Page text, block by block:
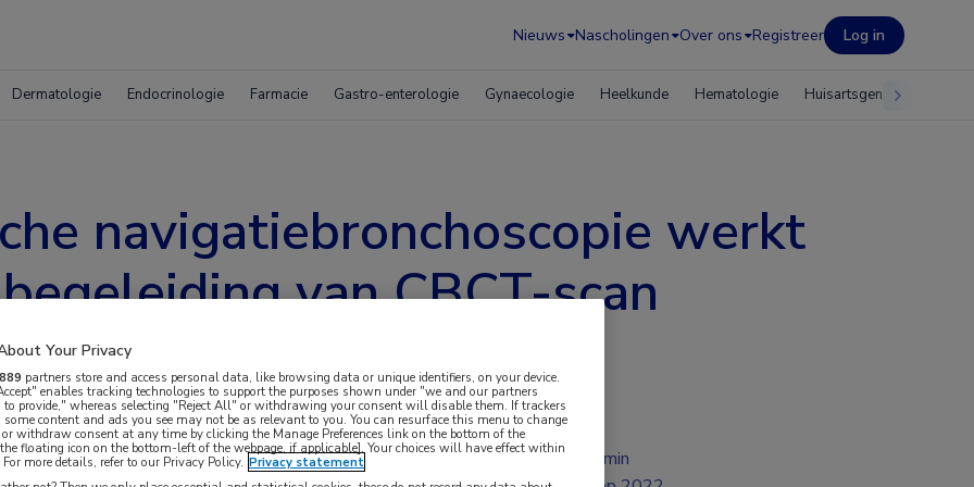
Nieuws Nascholingen Over ons Registreer Log in
Dermatologie Endocrinologie Farmacie Gastro-enterologie Gynaecologie Heelkunde Hematologie Huisartsgeneeskunde
navigatiebronchoscopie werkt
van CBCT-scan
leidt vaker tot een (correcte) diagnose als
2 min
Your Privacy
889 partners store and access personal data, like browsing data or unique identifiers, on your device.
enables tracking technologies to support the purposes shown under "we and our partners
to provide," whereas selecting "Reject All" or withdrawing your consent will disable them. If trackers
some content and ads you see may not be as relevant to you. You can resurface this menu to change
or withdraw consent at any time by clicking the Manage Preferences link on the bottom of the
floating icon on the bottom-left of the webpage, if applicable]. Your choices will have effect within
more details, refer to our Privacy Policy. Privacy statement